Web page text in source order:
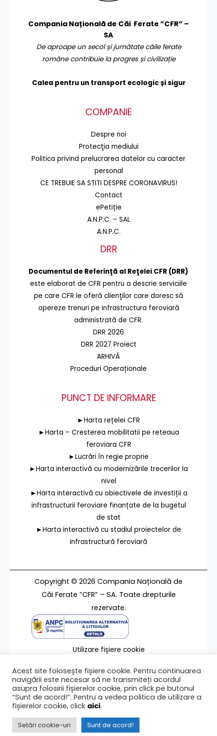
Compania Națională de Căi Ferate ”CFR” –
SA
De aproape un secol și jumătate căile ferate
române contribuie la progres și civilizație
Calea pentru un transport ecologic și sigur
COMPANIE
Despre noi
Protecţia mediului
Politica privind prelucrarea datelor cu caracter
personal
CE TREBUIE SA STITI DESPRE CORONAVIRUS!
Contact
ePetiție
A.N.P.C. – SAL
A.N.P.C.
DRR
Documentul de Referinţă al Reţelei CFR (DRR)
este elaborat de CFR pentru a descrie serviciile
pe care CFR le oferă clienţilor care doresc să
opereze trenuri pe infrastructura feroviară
administrată de CFR.
DRR 2026
DRR 2027 Proiect
ARHIVĂ
Proceduri Operaționale
PUNCT DE INFORMARE
►Harta rețelei CFR
►Harta – Cresterea mobilitatii pe reteaua
feroviara CFR
►Lucrări în regie proprie
►Harta interactivă cu modernizările trecerilor la
nivel
►Harta interactivă cu obiectivele de investiții a
infrastructurii feroviare finanțate de la bugetul
de stat
►Harta interactivă cu stadiul proiectelor de
infrastructură feroviară
Copyright © 2026 Compania Națională de
Căi Ferate ”CFR” – SA. Toate drepturile
rezervate.
Utilizare fișiere cookie
Contact
Ultima modificare a paginii 07/02/2024
Acest site folosește fișiere cookie. Pentru continuarea
navigării este necesar să ne transmiteți acordul
asupra folosirii fișierelor cookie, prin click pe butonul
“Sunt de acord!”. Pentru a vedea politica de utilizare a
fișierelor cookie, click aici.
Setări cookie-uri Sunt de acord!